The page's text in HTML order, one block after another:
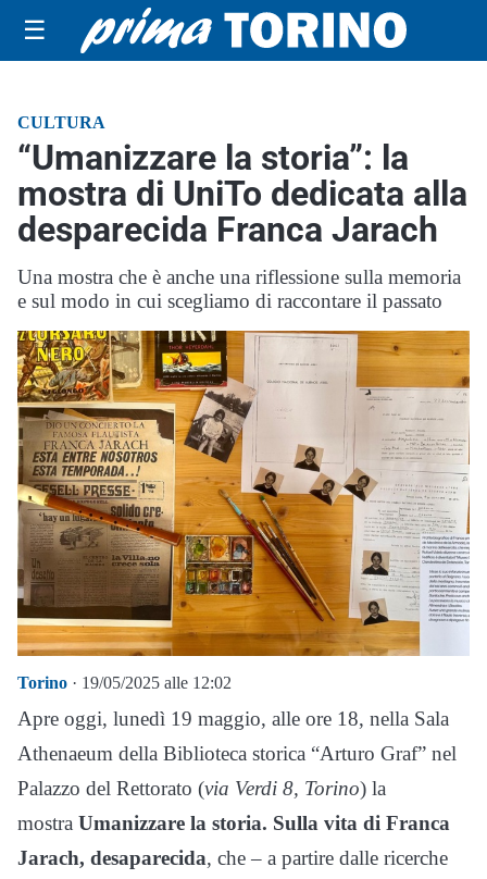
☰
CULTURA
“Umanizzare la storia”: la
mostra di UniTo dedicata alla
desparecida Franca Jarach
Una mostra che è anche una riflessione sulla memoria
e sul modo in cui scegliamo di raccontare il passato
Torino · 19/05/2025 alle 12:02
Apre oggi, lunedì 19 maggio, alle ore 18, nella Sala
Athenaeum della Biblioteca storica “Arturo Graf” nel
Palazzo del Rettorato (via Verdi 8, Torino) la
mostra Umanizzare la storia. Sulla vita di Franca
Jarach, desaparecida, che – a partire dalle ricerche